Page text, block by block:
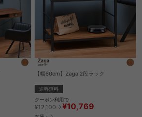
【幅60cm】Zaga 2段ラック
送料無料
クーポン利用で
¥12,100→ ¥10,769